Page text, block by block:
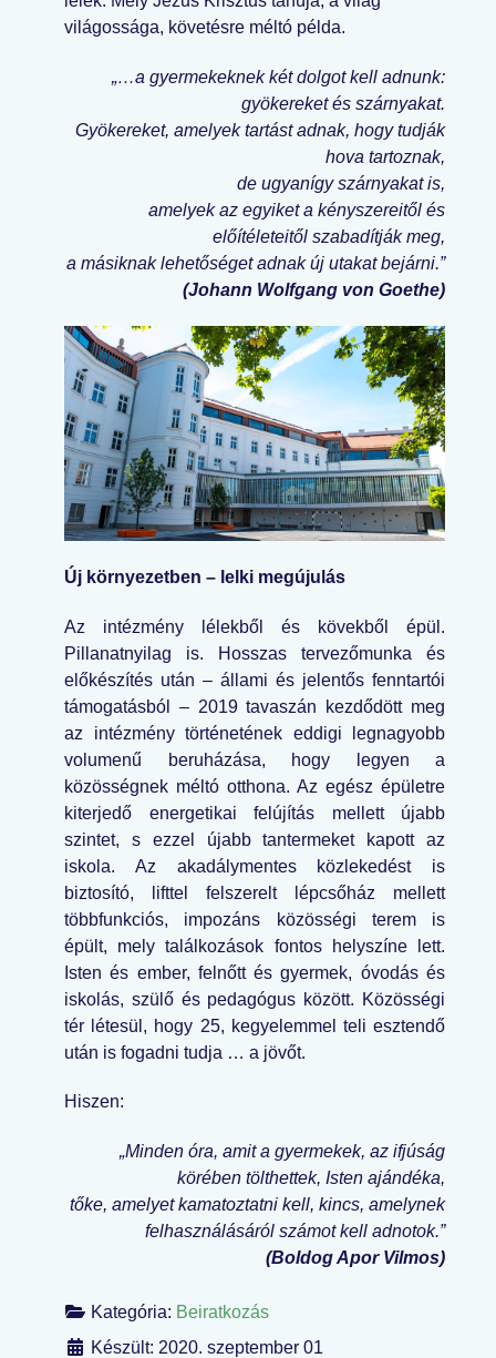
világossága, követésre méltó példa.
„…a gyermekeknek két dolgot kell adnunk:
gyökereket és szárnyakat.
Gyökereket, amelyek tartást adnak, hogy tudják
hova tartoznak,
de ugyanígy szárnyakat is,
amelyek az egyiket a kényszereitől és
előítéleteitől szabadítják meg,
a másiknak lehetőséget adnak új utakat bejárni.”
(Johann Wolfgang von Goethe)
Új környezetben – lelki megújulás
Az intézmény lélekből és kövekből épül.
Pillanatnyilag is. Hosszas tervezőmunka és
előkészítés után – állami és jelentős fenntartói
támogatásból – 2019 tavaszán kezdődött meg
az intézmény történetének eddigi legnagyobb
volumenű beruházása, hogy legyen a
közösségnek méltó otthona. Az egész épületre
kiterjedő energetikai felújítás mellett újabb
szintet, s ezzel újabb tantermeket kapott az
iskola. Az akadálymentes közlekedést is
biztosító, lifttel felszerelt lépcsőház mellett
többfunkciós, impozáns közösségi terem is
épült, mely találkozások fontos helyszíne lett.
Isten és ember, felnőtt és gyermek, óvodás és
iskolás, szülő és pedagógus között. Közösségi
tér létesül, hogy 25, kegyelemmel teli esztendő
után is fogadni tudja … a jövőt.
Hiszen:
„Minden óra, amit a gyermekek, az ifjúság
körében tölthettek, Isten ajándéka,
tőke, amelyet kamatoztatni kell, kincs, amelynek
felhasználásáról számot kell adnotok.”
(Boldog Apor Vilmos)
Kategória: Beiratkozás
Készült: 2020. szeptember 01